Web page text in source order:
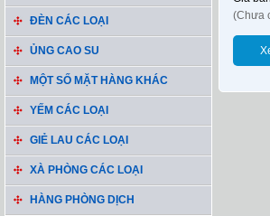
ĐÈN CÁC LOẠI
ỦNG CAO SU
MỘT SỐ MẶT HÀNG KHÁC
YẾM CÁC LOẠI
GIẺ LAU CÁC LOẠI
XÀ PHÒNG CÁC LOẠI
HÀNG PHÒNG DỊCH
(Chưa